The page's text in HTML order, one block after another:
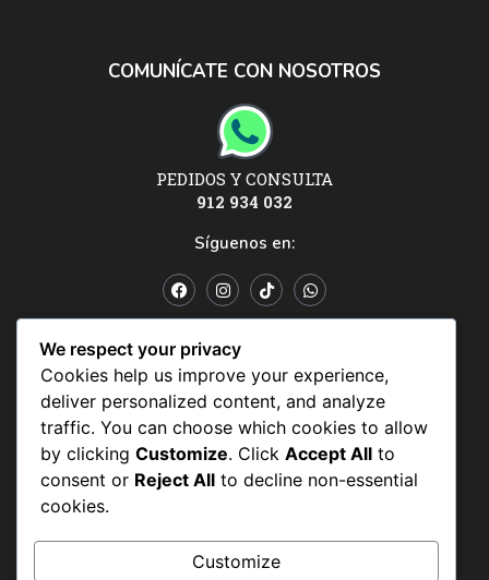
COMUNÍCATE CON NOSOTROS
PEDIDOS Y CONSULTA
912 934 032
Síguenos en:
POLÍTICAS Y CONDICIONES
Políticas y condiciones
Política de datos personales
Politicas de uso
We respect your privacy
Cookies help us improve your experience,
deliver personalized content, and analyze
traffic. You can choose which cookies to allow
by clicking Customize. Click Accept All to
consent or Reject All to decline non-essential
cookies.
Customize